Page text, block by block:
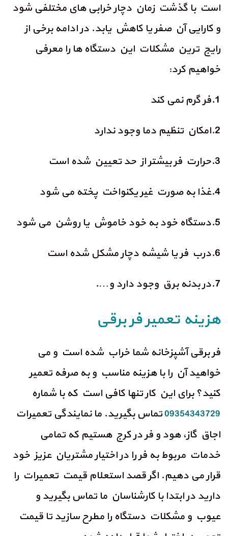
است با گذشت زمان دچار خرابی های مختلفی شود
و کارایی آن صفر یا کاهش یابد. در ادامه برخی از
رایج ترین مشکلات این دستگاه ها را معرفی
خواهیم کرد:
1.فر گرم نمی کند
2.امکان تنظیم دما وجود ندارد
3.حرارت فر بیشتر از حد تعیین شده است
4.غذا به صورت غیر یکنواخت پخته می شود
5.دستگاه خود به خود خاموش یا روشن می شود
6.درب فر یا شیشه دچار مشکل شده است
7.در بدنه برق وجود دارد و….
هزینه تعمیر فر برقی
فر برقی آشپزخانه شما خراب شده است و می
خواهید آن را با هزینه مناسب و به صرفه تعمیر
کنید؟ برای این کار تنها کافی است که با شماره
09354343729تماس بگیرید. ما نمایندگی تعمیرات
اجاق گاز، هود و فر در کرج هستیم که تمامی
خدمات مربوط به فر را در اختیار مشتریان عزیز خود
قرار می دهیم. اگر قصد استعلام قیمت تعمیرات را
دارید در ابتدا با کارشناسان ما تماس بگیرید و
عیوب و مشکلات دستگاه را مطرح سازید تا قیمت